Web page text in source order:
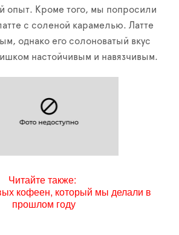
опыт. Кроме того, мы попросили
с соленой карамелью. Латте
однако его солоноватый вкус
настойчивым и навязчивым.
Читайте также:
кофеен, который мы делали в
прошлом году